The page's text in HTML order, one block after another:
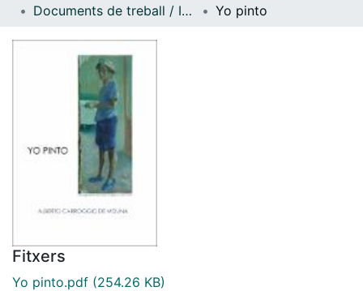
Com publicar
Documents de treball / Informes (Arts Conservació-Restauració)
Yo pinto
Fitxers
Yo pinto.pdf (254.26 KB)